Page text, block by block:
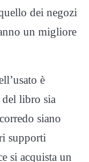
dei negozi
un migliore
è
libro sia
siano
supporti
si acquista un